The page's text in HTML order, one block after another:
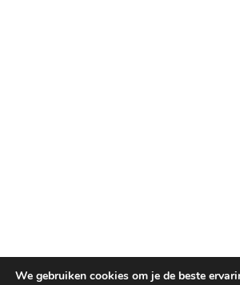
We gebruiken cookies om je de beste